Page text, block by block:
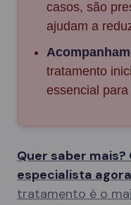
casos, são
ajudam a
tratamento
essencial
Quer saber
especialista agora
tratamento é o